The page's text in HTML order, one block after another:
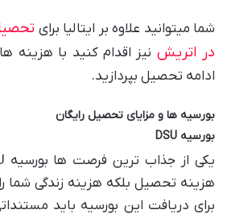
شما میتوانید علاوه بر ایتالیا برای
در اتریش نیز اقدام کنید با هزینه
ادامه تحصیل بپردازید.
بورسیه ها و مزایای تحصیل رایگان
بورسیه
هزینه تحصیل بلکه هزینه زندگی
برای دریافت این بورسیه باید